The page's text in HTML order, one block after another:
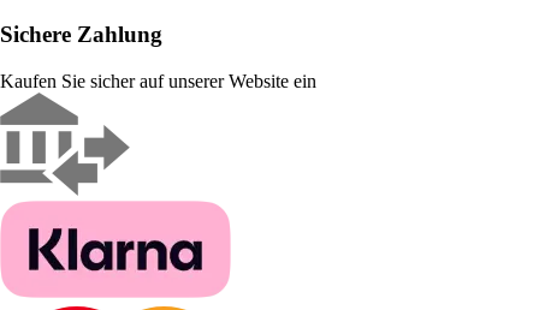
Sichere Zahlung
Kaufen Sie sicher auf unserer Website ein